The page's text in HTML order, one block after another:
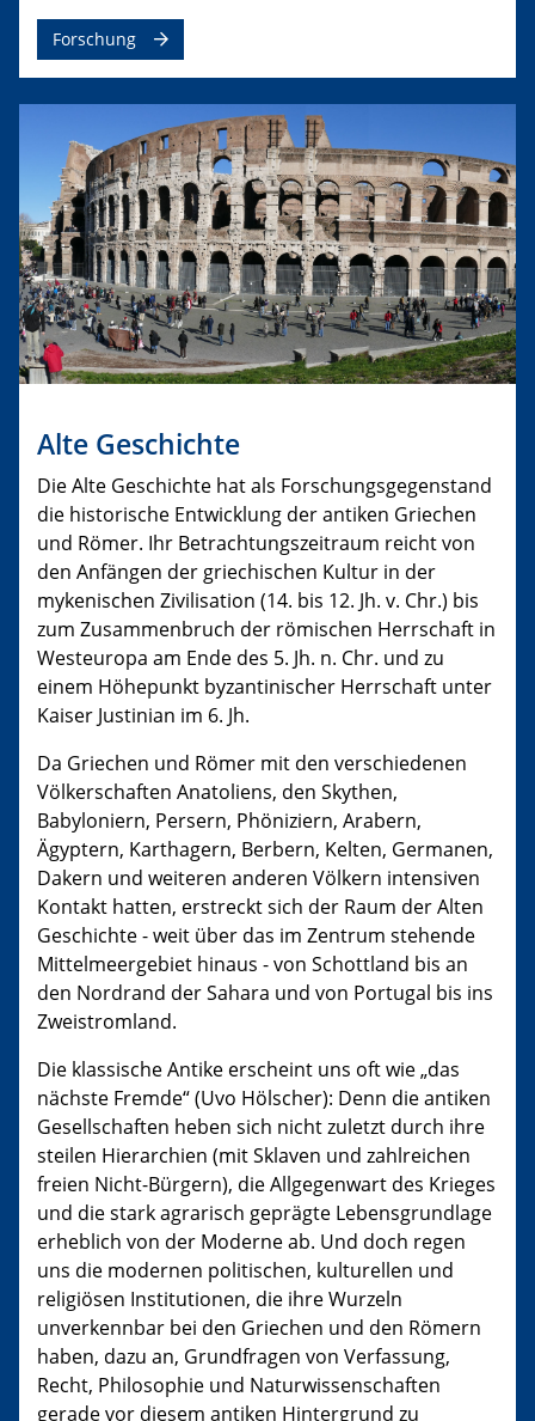
Forschung
Alte Geschichte
Die Alte Geschichte hat als Forschungsgegenstand
die historische Entwicklung der antiken Griechen
und Römer. Ihr Betrachtungszeitraum reicht von
den Anfängen der griechischen Kultur in der
mykenischen Zivilisation (14. bis 12. Jh. v. Chr.) bis
zum Zusammenbruch der römischen Herrschaft in
Westeuropa am Ende des 5. Jh. n. Chr. und zu
einem Höhepunkt byzantinischer Herrschaft unter
Kaiser Justinian im 6. Jh.
Da Griechen und Römer mit den verschiedenen
Völkerschaften Anatoliens, den Skythen,
Babyloniern, Persern, Phöniziern, Arabern,
Ägyptern, Karthagern, Berbern, Kelten, Germanen,
Dakern und weiteren anderen Völkern intensiven
Kontakt hatten, erstreckt sich der Raum der Alten
Geschichte - weit über das im Zentrum stehende
Mittelmeergebiet hinaus - von Schottland bis an
den Nordrand der Sahara und von Portugal bis ins
Zweistromland.
Die klassische Antike erscheint uns oft wie „das
nächste Fremde“ (Uvo Hölscher): Denn die antiken
Gesellschaften heben sich nicht zuletzt durch ihre
steilen Hierarchien (mit Sklaven und zahlreichen
freien Nicht-Bürgern), die Allgegenwart des Krieges
und die stark agrarisch geprägte Lebensgrundlage
erheblich von der Moderne ab. Und doch regen
uns die modernen politischen, kulturellen und
religiösen Institutionen, die ihre Wurzeln
unverkennbar bei den Griechen und den Römern
haben, dazu an, Grundfragen von Verfassung,
Recht, Philosophie und Naturwissenschaften
gerade vor diesem antiken Hintergrund zu